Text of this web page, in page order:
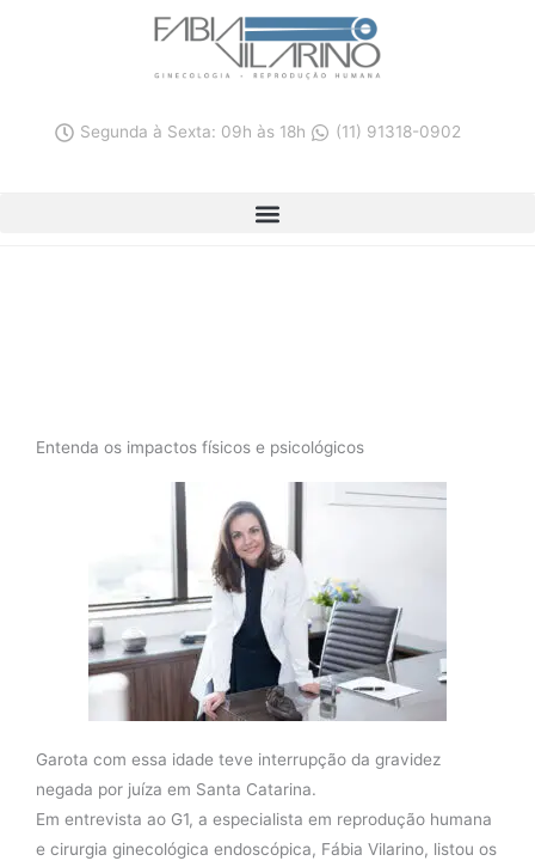
Segunda à Sexta: 09h às 18h
(11) 91318-0902
Entenda os impactos físicos e psicológicos
Garota com essa idade teve interrupção da gravidez
negada por juíza em Santa Catarina.
Em entrevista ao G1, a especialista em reprodução humana
e cirurgia ginecológica endoscópica, Fábia Vilarino, listou os